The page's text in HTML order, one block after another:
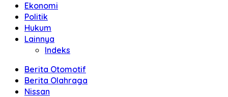
Ekonomi
Politik
Hukum
Lainnya
Indeks
Berita Otomotif
Berita Olahraga
Nissan